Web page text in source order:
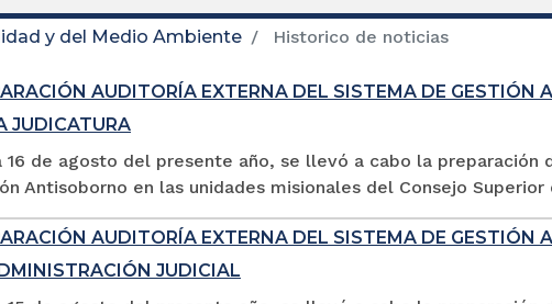
y del Medio Ambiente Historico de noticias
AUDITORÍA EXTERNA DEL SISTEMA DE GESTIÓN
JUDICATURA
16 de agosto del presente año, se llevó a cabo la preparación
Antisoborno en las unidades misionales del Consejo
AUDITORÍA EXTERNA DEL SISTEMA DE GESTIÓN
JUDICIAL